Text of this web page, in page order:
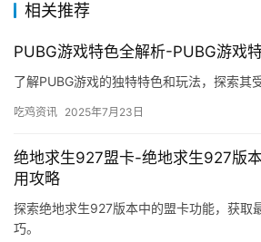
相关推荐
PUBG游戏特色全解析-PUBG游戏
了解PUBG游戏的独特特色和玩法，探索其
吃鸡资讯 2025年7月23日
绝地求生927盟卡-绝地求生927版
用攻略
探索绝地求生927版本中的盟卡功能，获取
巧。